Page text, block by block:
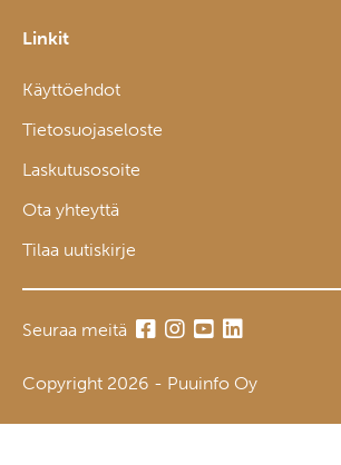
Linkit
Käyttöehdot
Tietosuojaseloste
Laskutusosoite
Ota yhteyttä
Tilaa uutiskirje
Seuraa meitä
Copyright 2026 - Puuinfo Oy